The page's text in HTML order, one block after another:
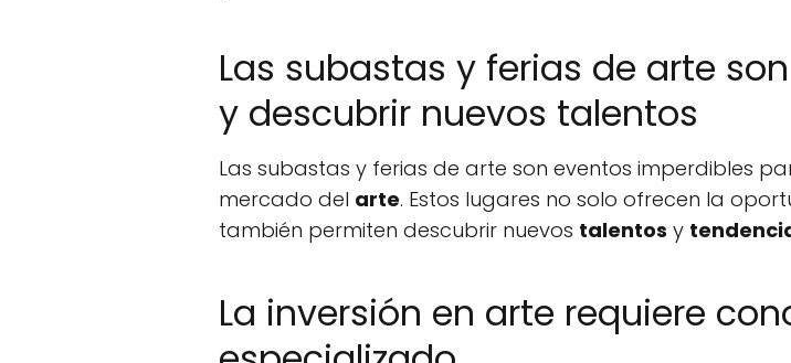
Las subastas y ferias de arte
y descubrir nuevos talentos
Las subastas y ferias de arte son eventos imperdibles
mercado del arte. Estos lugares no solo ofrecen la
también permiten descubrir nuevos talentos y
La inversión en arte requiere